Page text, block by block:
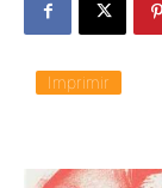
d
o
Imprimir